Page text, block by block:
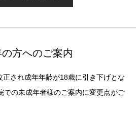
方へのご案内
され成年年齢が18歳に引き下げとな
での未成年者様のご案内に変更点がご